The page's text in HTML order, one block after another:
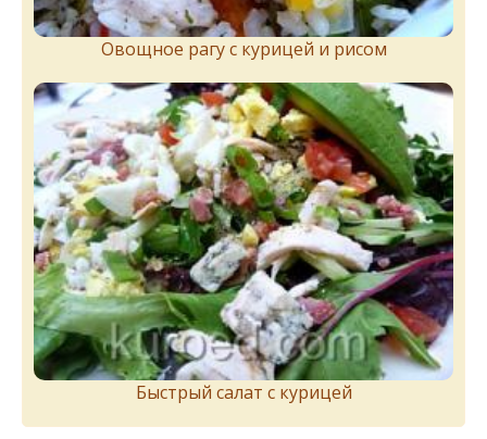
Овощное рагу с курицей и рисом
Быстрый салат с курицей